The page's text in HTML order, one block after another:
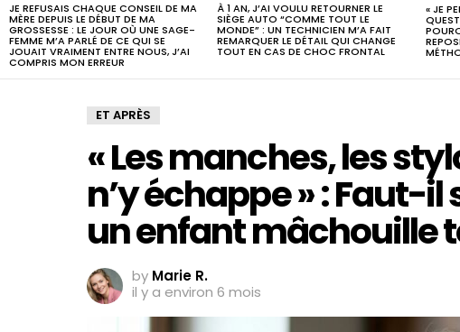
JE REFUSAIS CHAQUE CONSEIL DE MA
MÈRE DEPUIS LE DÉBUT DE MA
GROSSESSE : LE JOUR OÙ UNE SAGE-
FEMME M’A PARLÉ DE CE QUI SE
JOUAIT VRAIMENT ENTRE NOUS, J’AI
COMPRIS MON ERREUR
À 1 AN, J’AI VOULU RETOURNER LE
SIÈGE AUTO “COMME TOUT LE
MONDE” : UN TECHNICIEN M’A FAIT
REMARQUER LE DÉTAIL QUI CHANGE
TOUT EN CAS DE CHOC FRONTAL
« JE
ET APRÈS
« Les manches, les
n’y échappe » : Faut-
un enfant mâchouille
by Marie R.
il y a environ 6 mois